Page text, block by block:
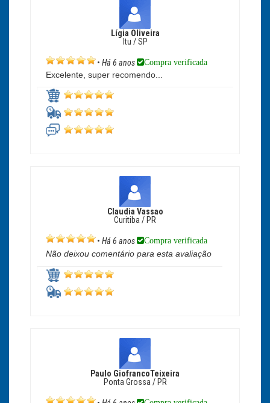
Lígia Oliveira
Itu / SP
• Há 6 anos Compra verificada
Excelente, super recomendo...
Claudia Vassao
Curitiba / PR
• Há 6 anos Compra verificada
Não deixou comentário para esta avaliação
Paulo GiofrancoTeixeira
Ponta Grossa / PR